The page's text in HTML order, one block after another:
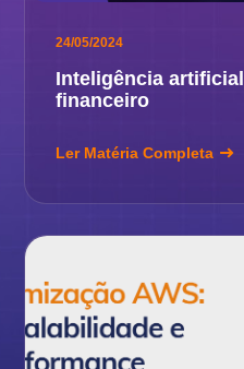
24/05/2024
Inteligência
financeiro
Ler Matéria Completa